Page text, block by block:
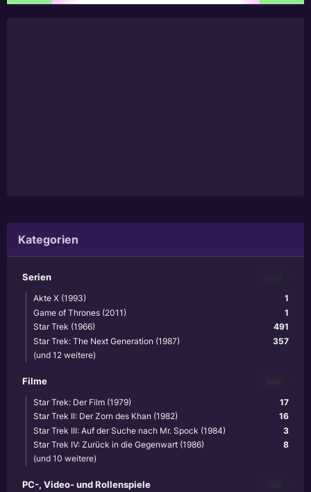
Kategorien
Serien
1
Akte X (1993)
1
Game of Thrones (2011)
491
Star Trek (1966)
357
Star Trek: The Next Generation (1987)
(und 12 weitere)
Filme
17
Star Trek: Der Film (1979)
16
Star Trek II: Der Zorn des Khan (1982)
3
Star Trek III: Auf der Suche nach Mr. Spock (1984)
8
Star Trek IV: Zurück in die Gegenwart (1986)
(und 10 weitere)
PC-, Video- und Rollenspiele